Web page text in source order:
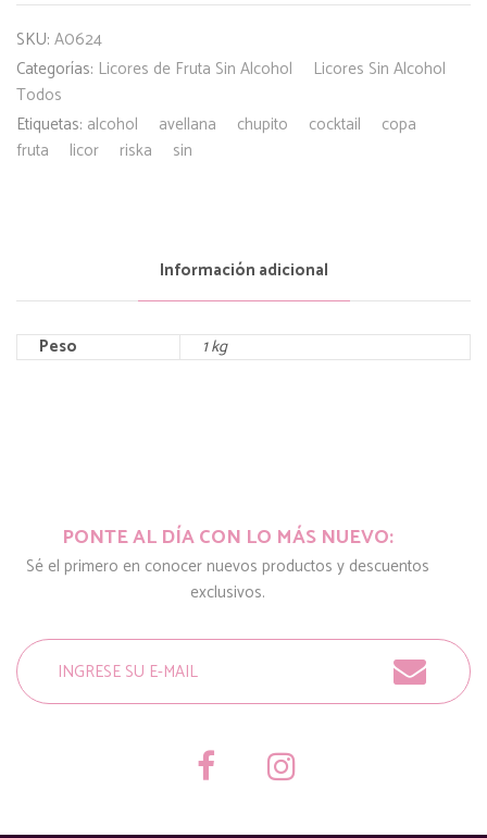
SKU: A0624
Categorías: Licores de Fruta Sin Alcohol
Licores Sin Alcohol
Todos
Etiquetas: alcohol avellana chupito cocktail
copa
fruta
licor riska sin
Información adicional
Peso 1 kg
PONTE AL DÍA CON LO MÁS NUEVO:
Sé el primero en conocer nuevos productos y descuentos
exclusivos.